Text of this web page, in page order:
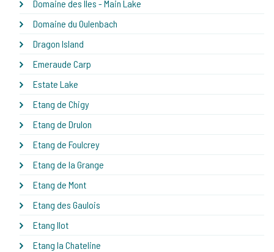
Domaine des Iles - Main Lake
Domaine du Oulenbach
Dragon Island
Emeraude Carp
Estate Lake
Etang de Chigy
Etang de Drulon
Etang de Foulcrey
Etang de la Grange
Etang de Mont
Etang des Gaulois
Etang Ilot
Etang la Chateline